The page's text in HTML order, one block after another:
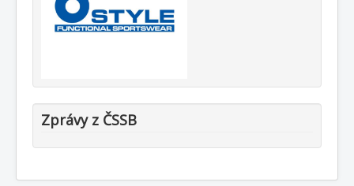
Zprávy z ČSSB